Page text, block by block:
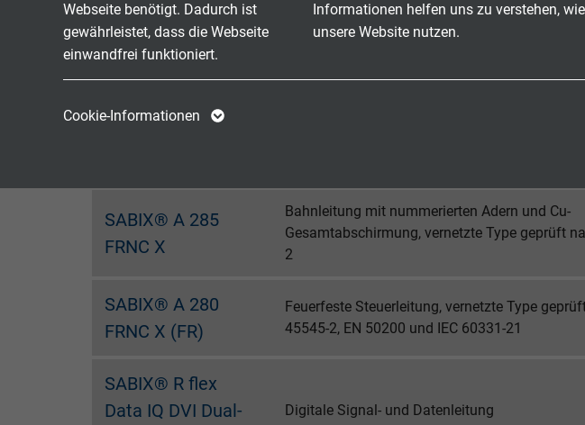
Webseite benötigt. Dadurch ist
gewährleistet, dass die Webseite
einwandfrei funktioniert.
Zweck
Enthält die
gewählten Tracking-
Informationen helfen uns zu verstehen,
unsere Website nutzen.
Cookie von Google für
Name _ga_JL6KH9WKZ9,
Laufzeit 2 Jahre
Cookie-Informationen
SABIX® R flex dauerflexible SABIX® Rail Leitung mit
SAB RailLine 560 dauerflexible SAB Rail Leitung für den
SABIX® A 285
FRNC X
Bahnleitung mit nummerierten Adern und Cu-
Gesamtabschirmung, vernetzte Type geprüft
2
SABIX® A 280
FRNC X (FR)
Feuerfeste Steuerleitung, vernetzte Type
45545-2, EN 50200 und IEC 60331-21
SABIX® R flex
Data IQ DVI Dual-
Digitale Signal- und Datenleitung